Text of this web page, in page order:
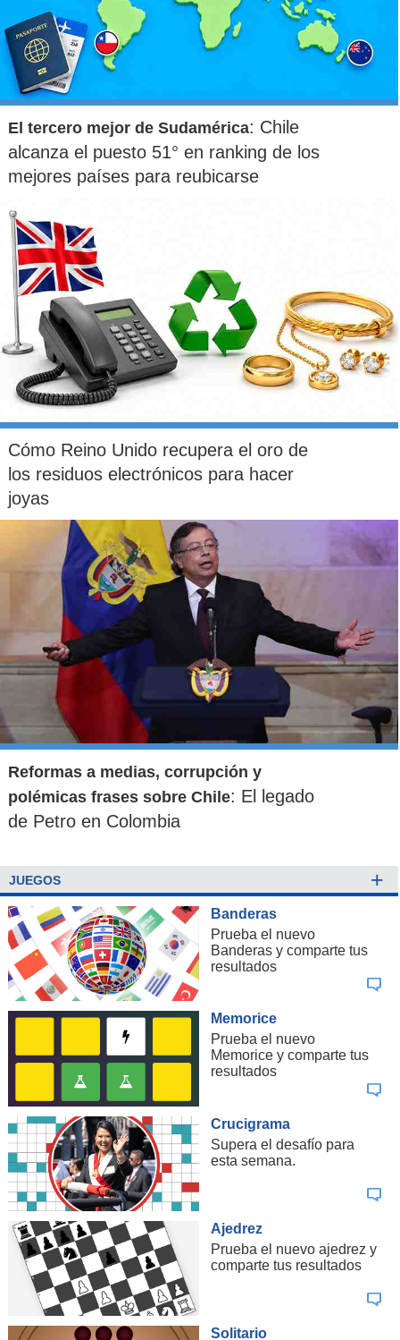
El tercero mejor de Sudamérica: Chile
alcanza el puesto 51° en ranking de los
mejores países para reubicarse
Cómo Reino Unido recupera el oro de
los residuos electrónicos para hacer
joyas
Reformas a medias, corrupción y
polémicas frases sobre Chile: El legado
de Petro en Colombia
JUEGOS +
Banderas
Prueba el nuevo
Banderas y comparte tus
resultados
Memorice
Prueba el nuevo
Memorice y comparte tus
resultados
Crucigrama
Supera el desafío para
esta semana.
Ajedrez
Prueba el nuevo ajedrez y
comparte tus resultados
Solitario